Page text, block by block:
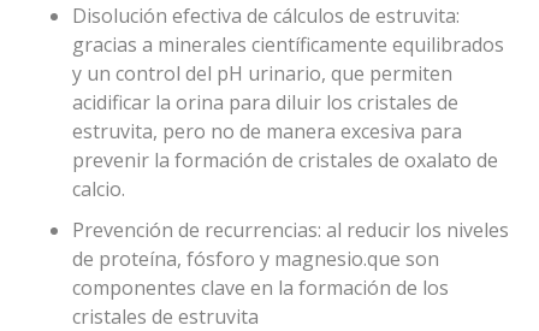
Disolución efectiva de cálculos de estruvita:
gracias a minerales científicamente equilibrados
y un control del pH urinario, que permiten
acidificar la orina para diluir los cristales de
estruvita, pero no de manera excesiva para
prevenir la formación de cristales de oxalato de
calcio.
Prevención de recurrencias: al reducir los niveles
de proteína, fósforo y magnesio.que son
componentes clave en la formación de los
cristales de estruvita